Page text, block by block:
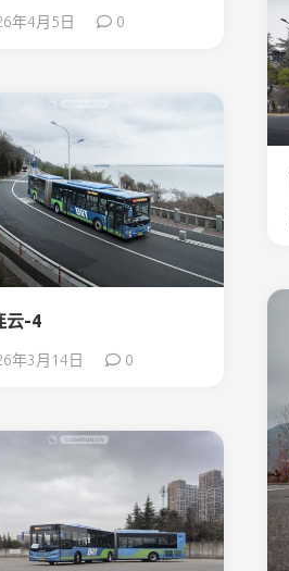
年4月5日 0
云-4
年3月14日 0